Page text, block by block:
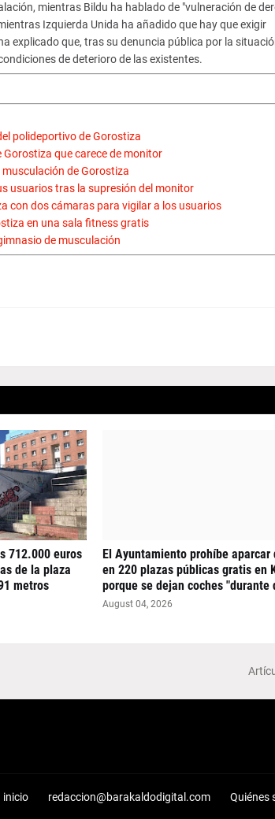
mientras Bildu ha hablado de "vulneración de
Izquierda Unida ha añadido que hay que exigir
explicado que, tras su denuncia pública por la
de deterioro de las existentes.
polideportivo de Gorostiza
Gorostiza que carece de monitor
de Gorostiza
usuarios tras la supresión del monitor
con dos cámaras para vigilar a los usuarios
en una sala fitness gratis
de musculación
712.000 euros
de la plaza
metros
El Ayuntamiento prohíbe aparcar
en 220 plazas públicas gratis en
porque se dejan coches "durante
August 04, 2026
inicio redaccion@barakaldodigital.com Quiénes